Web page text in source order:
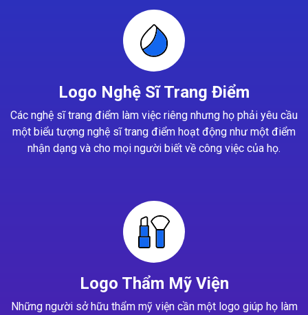
Logo Nghệ Sĩ Trang Điểm
Các nghệ sĩ trang điểm làm việc riêng nhưng họ phải yêu cầu
một biểu tượng nghệ sĩ trang điểm hoạt động như một điểm
nhận dạng và cho mọi người biết về công việc của họ.
Logo Thẩm Mỹ Viện
Những người sở hữu thẩm mỹ viện cần một logo giúp họ làm